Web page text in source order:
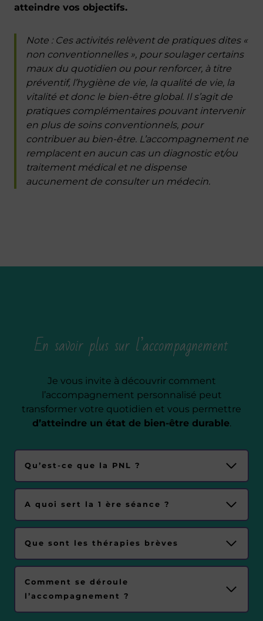
atteindre vos objectifs.
Note : Ces activités relèvent de pratiques dites «
non conventionnelles », pour soulager certains
maux du quotidien ou pour renforcer, à titre
préventif, l’hygiène de vie, la qualité de vie, la
vitalité et donc le bien-être global. Il s’agit de
pratiques complémentaires pouvant intervenir
en plus de soins conventionnels, pour
contribuer au bien-être. L’accompagnement ne
remplacent en aucun cas un diagnostic et/ou
traitement médical et ne dispense
aucunement de consulter un médecin.
En savoir plus sur l’accompagnement
Je vous invite à découvrir comment
l’accompagnement personnalisé peut
transformer votre quotidien et vous permettre
d’atteindre un état de bien-être durable.
Qu’est-ce que la PNL ?
A quoi sert la 1 ère séance ?
Que sont les thérapies brèves
Comment se déroule
l’accompagnement ?